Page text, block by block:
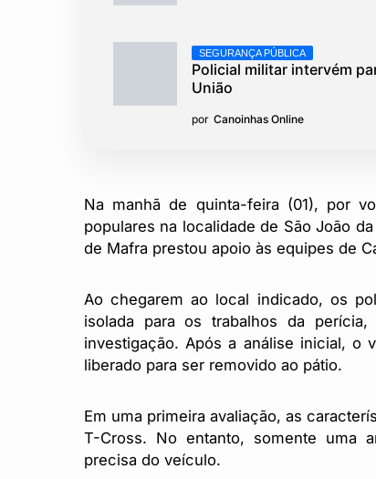
SEGURANÇA PÚBLICA
Policial militar intervém
União
por Canoinhas Online
Na manhã de quinta-feira (01), por
populares na localidade de São João
de Mafra prestou apoio às equipes de
Ao chegarem ao local indicado, os
isolada para os trabalhos da
investigação. Após a análise inicial, o
liberado para ser removido ao pátio.
Em uma primeira avaliação, as
T-Cross. No entanto, somente uma
precisa do veículo.